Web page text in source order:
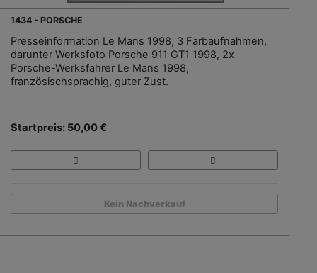
1434 - PORSCHE
Presseinformation Le Mans 1998, 3 Farbaufnahmen,
darunter Werksfoto Porsche 911 GT1 1998, 2x
Porsche-Werksfahrer Le Mans 1998,
französischsprachig, guter Zust.
Startpreis: 50,00 €
Kein Nachverkauf